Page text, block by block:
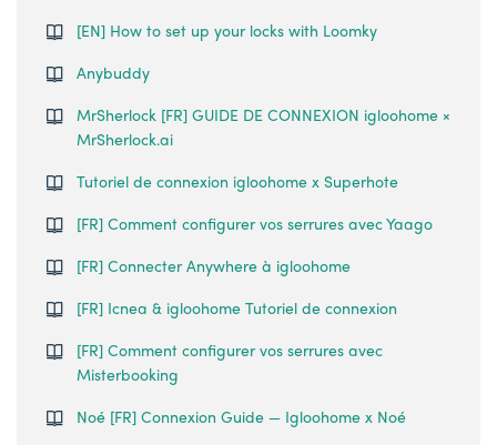
[EN] How to set up your locks with Loomky
Anybuddy
MrSherlock [FR] GUIDE DE CONNEXION igloohome ×
MrSherlock.ai
Tutoriel de connexion igloohome x Superhote
[FR] Comment configurer vos serrures avec Yaago
[FR] Connecter Anywhere à igloohome
[FR] Icnea & igloohome Tutoriel de connexion
[FR] Comment configurer vos serrures avec
Misterbooking
Noé [FR] Connexion Guide — Igloohome x Noé